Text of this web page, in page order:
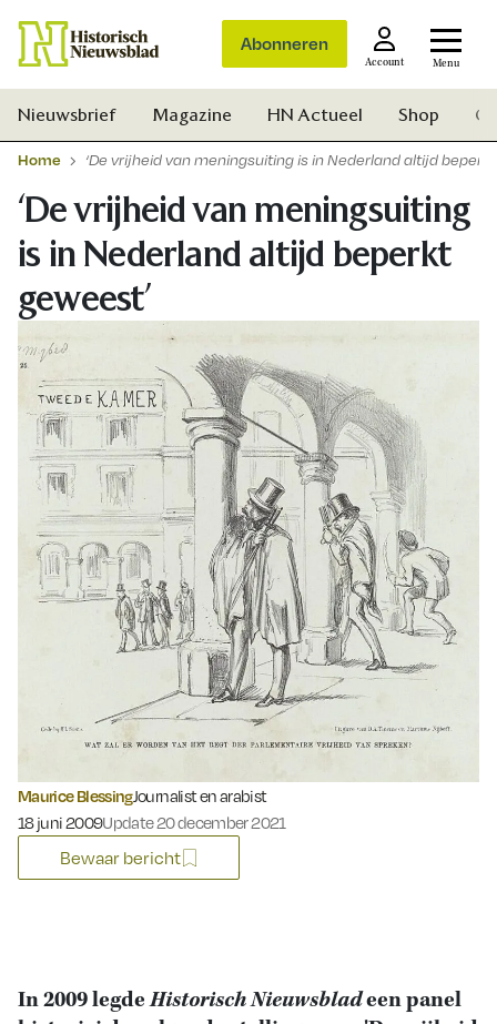
Abonneren
Account Menu
Zoek
Nieuwsbrief Magazine HN Actueel Shop
Home ‘De vrijheid van meningsuiting is in Nederland altijd
‘De vrijheid van meningsuiting
is in Nederland altijd beperkt
geweest’
Maurice BlessingJournalist en arabist
Gepubliceerd op:
18 juni 2009Update 20 december 2021
Bewaar bericht
In 2009 legdeHistorisch Nieuwsbladeen panel